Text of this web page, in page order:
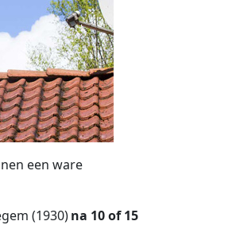
een ware
(1930)na 10 of 15